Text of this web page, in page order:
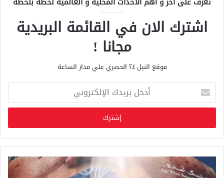
اشترك الان في القائمة البريدية
مجانا !
موقع النيل ٢٤ الحصري علي مدار الساعة
خ
ب
ر
ي
د
ك